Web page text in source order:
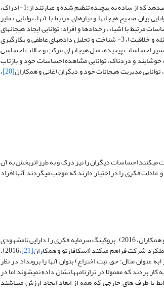
مایر و سالووی (1997)، مدلی چهار شاخ­های برای هوش هیجانی طراحی کرده­اند. مدل یاد شده گروهی از مهارت­ها را نشان می­دهد که از ساده به پیچیده تنظیم شده و عبارتند از:1- ادراک،
صحیح هیجان­ها و نیازهای مرتبط با آنها، توانایی تمایز
احساسات مرتبط با اشیاء، رخدادها و افراد؛ توانایی ایجاد هیجان­های
مشخص برای کمک به داوری­ها و خاطرات مرتبط با احساسات و توانایی استفاده از حالات هیجانی، در جهت تسهیل حل مسئله و خلاقیت)، 3- شناخت و تحلیل داده­های عاطفی و بکارگیری
احساسات پیچیده، مثل هیجان­های مرکب و حالات احساسی
هیجان (شامل توانایی ابراز احساسات خوشایند و دردناک، توانایی مشاهده احساسات خود و بازتاب
مدیریت هیجانات خود و دیگران (غانی و همکاران[20] ،
احساسات دیگران را نیز درک و به طرز اثربخش به آن
فکری را در اختیار دارند که موجب می­گردند آنها افراد
سرمایه فکری بر اساس دیدگاه مبتنی بر منبع یک منبع نامشهود است که برای شرکت­ها ایجاد ارزش می­نماید (بریزینتس و همکاران، 2016). بروکینگ سرمایه فکری ر ا دارایی نامشهودی
عملکرد شرکت فراهم می­کند (اسکافارتو و همکاران[21] ،2016).
عنوان مثال: حق ثبت اختراع) بتوان آنها را برونداد در نظر
به کار بردند که معمولا در ترازنامه­ها نشان داده نمی­شوند اما در
با طرف های خارجی که همه از ابعاد ایجاد ارزش می­باشند